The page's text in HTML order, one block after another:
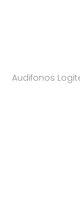
Audifonos